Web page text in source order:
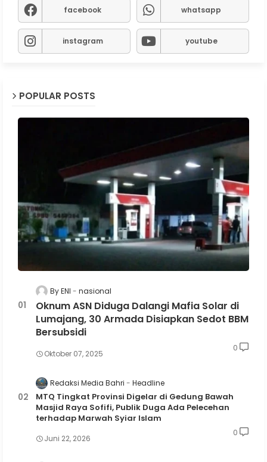
facebook whatsapp
instagram youtube
POPULAR POSTS
By ENI nasional
Oknum ASN Diduga Dalangi Mafia Solar di
Lumajang, 30 Armada Disiapkan Sedot BBM
Bersubsidi
Oktober 07, 2025
0
Redaksi Media Bahri Headline
MTQ Tingkat Provinsi Digelar di Gedung Bawah
Masjid Raya Sofifi, Publik Duga Ada Pelecehan
terhadap Marwah Syiar Islam
Juni 22, 2026
0